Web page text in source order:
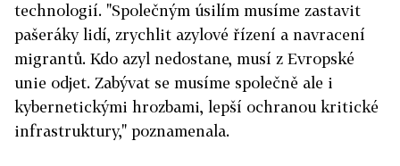
technologií. "Společným úsilím musíme zastavit
pašeráky lidí, zrychlit azylové řízení a navracení
migrantů. Kdo azyl nedostane, musí z Evropské
unie odjet. Zabývat se musíme společně ale i
kybernetickými hrozbami, lepší ochranou kritické
infrastruktury," poznamenala.